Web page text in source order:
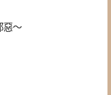
惡～